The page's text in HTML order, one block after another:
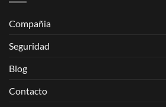
Compañia
Seguridad
Blog
Contacto